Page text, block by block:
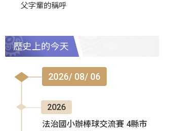
父字輩的稱呼
歷史上的今天
2026/ 08/ 06
2026
法治國小辦棒球交流賽 4縣市